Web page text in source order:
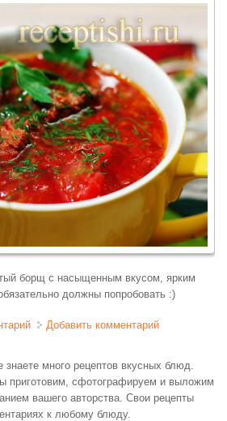
борщ с насыщенным вкусом, ярким
должны попробовать :)
киевский на свекольном квасе
Добавить комментарий
много рецептов вкусных блюд.
приготовим, сфотографируем и выложим
вашего авторства. Свои рецепты
к любому блюду.